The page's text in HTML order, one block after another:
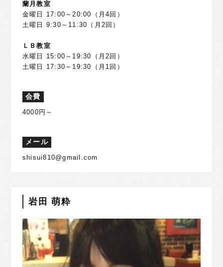
蘭月教室
金曜日 17:00～20:00（月4回）
土曜日 9:30～11:30（月2回）
ＬＢ教室
水曜日 15:00～19:30（月2回）
土曜日 17:30～19:30（月1回）
会費
4000円～
メール
shisui810@gmail.com
岩田 萌粋